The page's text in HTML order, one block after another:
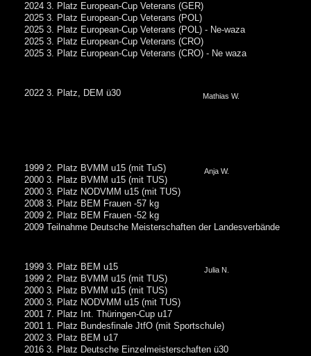
2024 3. Platz European-Cup Veterans (GER)
2025 3. Platz European-Cup Veterans (POL)
2025 3. Platz European-Cup Veterans (POL) - Ne-waza
2025 3. Platz European-Cup Veterans (CRO)
2025 3. Platz European-Cup Veterans (CRO) - Ne waza
Mathias W.
2022 3. Platz, DEM ü30
Anja W.
1999 2. Platz BVMM u15 (mit TuS)
2000 3. Platz BVMM u15 (mit TUS)
2000 3. Platz NODVMM u15 (mit TUS)
2008 3. Platz BEM Frauen -57 kg
2009 2. Platz BEM Frauen -52 kg
2009 Teilnahme Deutsche Meisterschaften der Landesverbände
Julia N.
1999 3. Platz BEM u15
1999 2. Platz BVMM u15 (mit TUS)
2000 3. Platz BVMM u15 (mit TUS)
2000 3. Platz NODVMM u15 (mit TUS)
2001 7. Platz Int. Thüringen-Cup u17
2001 1. Platz Bundesfinale JtfO (mit Sportschule)
2002 3. Platz BEM u17
2016 3. Platz Deutsche Einzelmeisterschaften ü30